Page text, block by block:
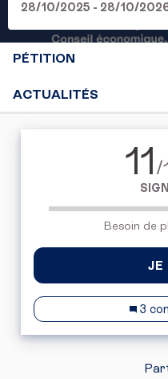
28/10/2025 - 28/10/
PÉTITION
ACTUALITÉS
11/
Besoin de
JE
3